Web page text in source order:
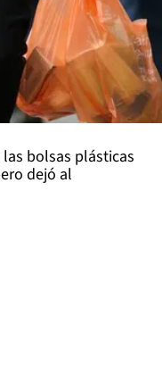
bolsas plásticas
dejó al